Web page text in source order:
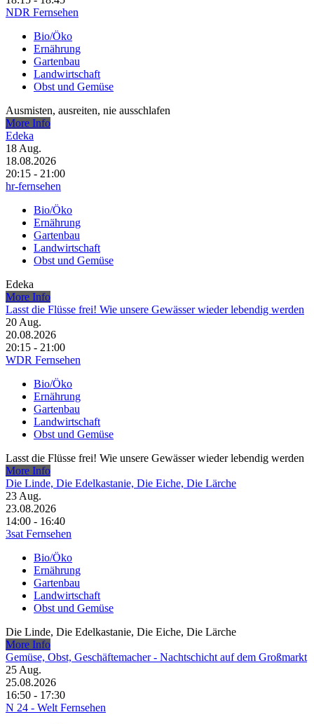
NDR Fernsehen
Bio/Öko
Ernährung
Gartenbau
Landwirtschaft
Obst und Gemüse
Ausmisten, ausreiten, nie ausschlafen
More Info
Edeka
18 Aug.
18.08.2026
20:15 - 21:00
hr-fernsehen
Bio/Öko
Ernährung
Gartenbau
Landwirtschaft
Obst und Gemüse
Edeka
More Info
Lasst die Flüsse frei! Wie unsere Gewässer wieder lebendig werden
20 Aug.
20.08.2026
20:15 - 21:00
WDR Fernsehen
Bio/Öko
Ernährung
Gartenbau
Landwirtschaft
Obst und Gemüse
Lasst die Flüsse frei! Wie unsere Gewässer wieder lebendig werden
More Info
Die Linde, Die Edelkastanie, Die Eiche, Die Lärche
23 Aug.
23.08.2026
14:00 - 16:40
3sat Fernsehen
Bio/Öko
Ernährung
Gartenbau
Landwirtschaft
Obst und Gemüse
Die Linde, Die Edelkastanie, Die Eiche, Die Lärche
More Info
Gemüse, Obst, Geschäftemacher - Nachtschicht auf dem Großmarkt
25 Aug.
25.08.2026
16:50 - 17:30
N 24 - Welt Fernsehen